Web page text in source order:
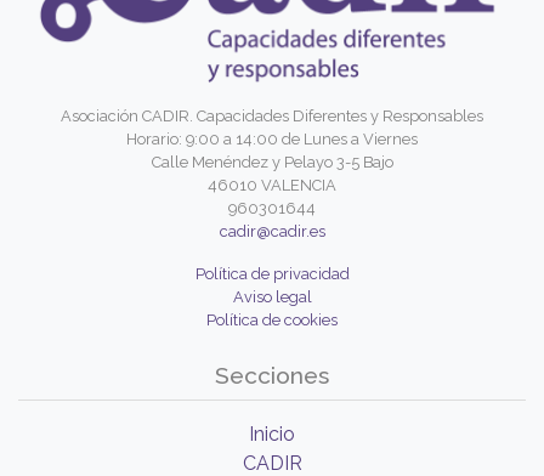
Asociación CADIR. Capacidades Diferentes y Responsables
Horario: 9:00 a 14:00 de Lunes a Viernes
Calle Menéndez y Pelayo 3-5 Bajo
46010 VALENCIA
960301644
cadir@cadir.es
Política de privacidad
Aviso legal
Política de cookies
Secciones
Inicio
CADIR